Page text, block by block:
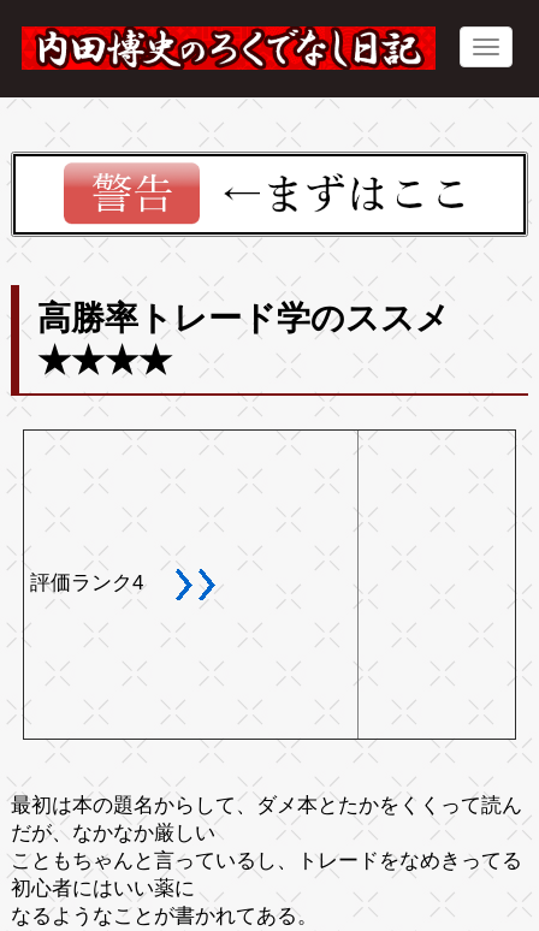
高勝率トレード学のススメ
★★★★
評価ランク4
最初は本の題名からして、ダメ本とたかをくくって読ん
だが、なかなか厳しい
こともちゃんと言っているし、トレードをなめきってる
初心者にはいい薬に
なるようなことが書かれてある。